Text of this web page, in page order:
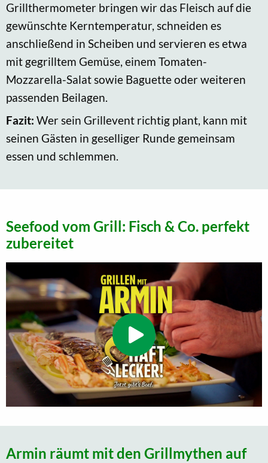
Grillthermometer bringen wir das Fleisch auf die
gewünschte Kerntemperatur, schneiden es
anschließend in Scheiben und servieren es etwa
mit gegrilltem Gemüse, einem Tomaten-
Mozzarella-Salat sowie Baguette oder weiteren
passenden Beilagen.
Fazit: Wer sein Grillevent richtig plant, kann mit
seinen Gästen in geselliger Runde gemeinsam
essen und schlemmen.
Seefood vom Grill: Fisch & Co. perfekt
zubereitet
Armin räumt mit den Grillmythen auf